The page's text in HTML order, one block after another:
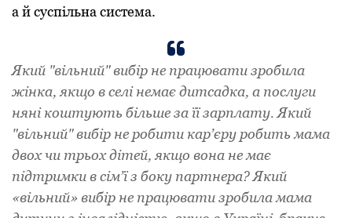
а й суспільна система.
Який "вільний" вибір не працювати зробила
жінка, якщо в селі немає дитсадка, а послуги
няні коштують більше за її зарплату. Який
"вільний" вибір не робити кар’єру робить мама
двох чи трьох дітей, якщо вона не має
підтримки в сім’ї з боку партнера? Який
«вільний» вибір не працювати зробила мама